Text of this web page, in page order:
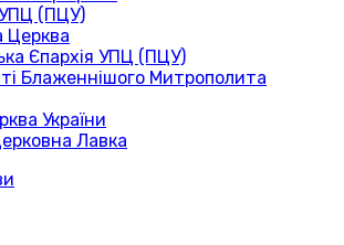
УПЦ (ПЦУ)
Церква
Єпархія УПЦ (ПЦУ)
Блаженнішого Митрополита
України
Лавка